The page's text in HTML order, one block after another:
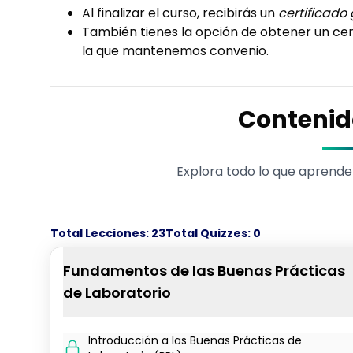
Al finalizar el curso, recibirás un certificado
También tienes la opción de obtener un
la que mantenemos convenio.
Explora todo lo que
Total Lecciones: 23Total Quizzes: 0
Fundamentos de las Buenas Prácticas
de Laboratorio
Introducción a las Buenas Prácticas de